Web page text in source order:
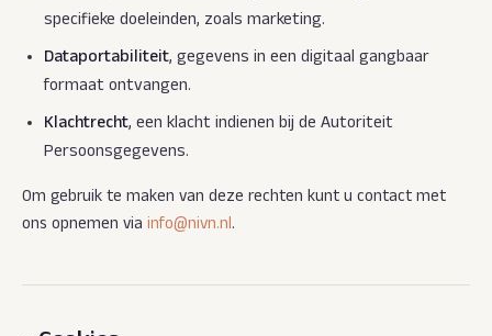
specifieke doeleinden, zoals marketing.
Dataportabiliteit, gegevens in een digitaal gangbaar
formaat ontvangen.
Klachtrecht, een klacht indienen bij de Autoriteit
Persoonsgegevens.
Om gebruik te maken van deze rechten kunt u contact met
ons opnemen via info@nivn.nl.